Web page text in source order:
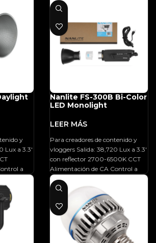
y
Lux a 3.3′
a
Nanlite FS-300B Bi-Color
LED Monolight
Para creadores de contenido y
vloggers Salida: 38,720 Lux a 3.3′
con reflector 2700-6500K CCT
Alimentación de CA Control a